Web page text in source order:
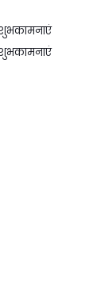
शुभकामनाएं
शुभकामनाएं